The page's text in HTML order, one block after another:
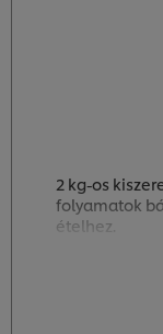
2 kg-os
folyamatok
ételhez.